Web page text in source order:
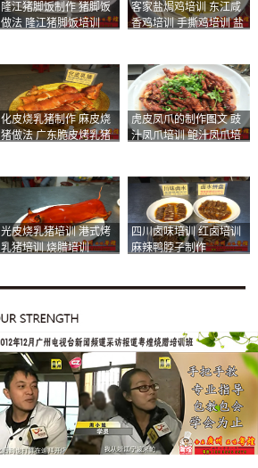
隆江猪脚饭制作 猪脚饭
做法 隆江猪脚饭培训
客家盐焗鸡培训 东江咸
香鸡培训 手撕鸡培训 盐
化皮烧乳猪制作 麻皮烧
猪做法 广东脆皮烤乳猪
虎皮凤爪的制作图文 豉
汁凤爪培训 鲍汁凤爪培
光皮烧乳猪培训 港式烤
乳猪培训 烧腊培训
四川卤味培训 红卤培训
麻辣鸭脖子制作